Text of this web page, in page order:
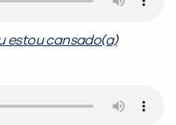
estou cansado(a)